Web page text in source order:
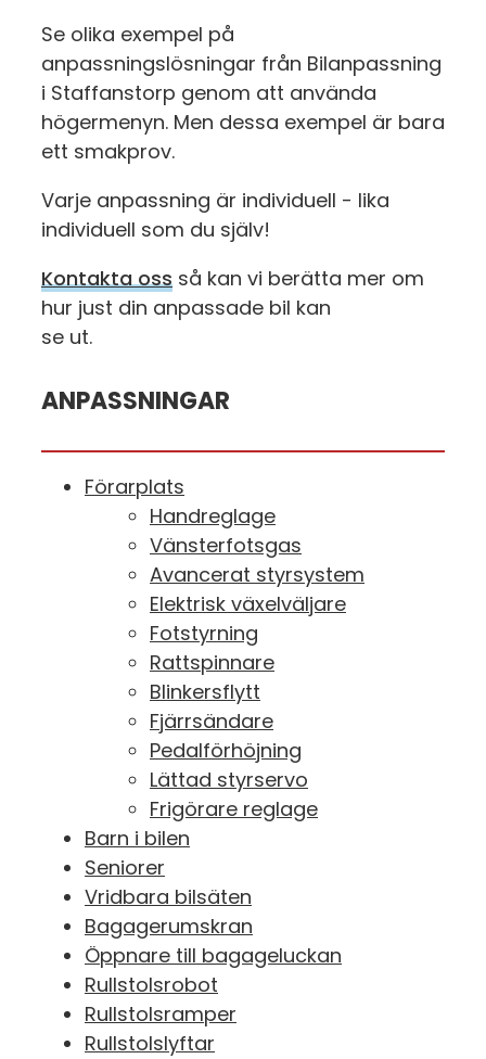
Se olika exempel på
anpassningslösningar från Bilanpassning
i Staffanstorp genom att använda
högermenyn. Men dessa exempel är bara
ett smakprov.
Varje anpassning är individuell - lika
individuell som du själv!
Kontakta oss så kan vi berätta mer om
hur just din anpassade bil kan
se ut.
ANPASSNINGAR
Förarplats
Handreglage
Vänsterfotsgas
Avancerat styrsystem
Elektrisk växelväljare
Fotstyrning
Rattspinnare
Blinkersflytt
Fjärrsändare
Pedalförhöjning
Lättad styrservo
Frigörare reglage
Barn i bilen
Seniorer
Vridbara bilsäten
Bagagerumskran
Öppnare till bagageluckan
Rullstolsrobot
Rullstolsramper
Rullstolslyftar